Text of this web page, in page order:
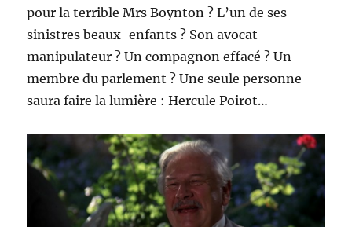
pour la terrible Mrs Boynton ? L’un de ses
sinistres beaux-enfants ? Son avocat
manipulateur ? Un compagnon effacé ? Un
membre du parlement ? Une seule personne
saura faire la lumière : Hercule Poirot…